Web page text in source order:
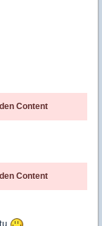
Content
Content